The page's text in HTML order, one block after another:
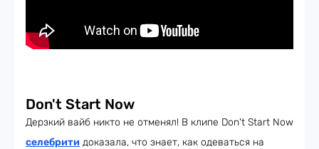
Don't Start Now
Дерзкий вайб никто не отменял! В клипе Don't Start Now
селебрити доказала, что знает, как одеваться на